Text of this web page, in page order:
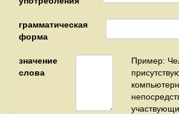
грамматическая
форма
значение
слова
Пример: